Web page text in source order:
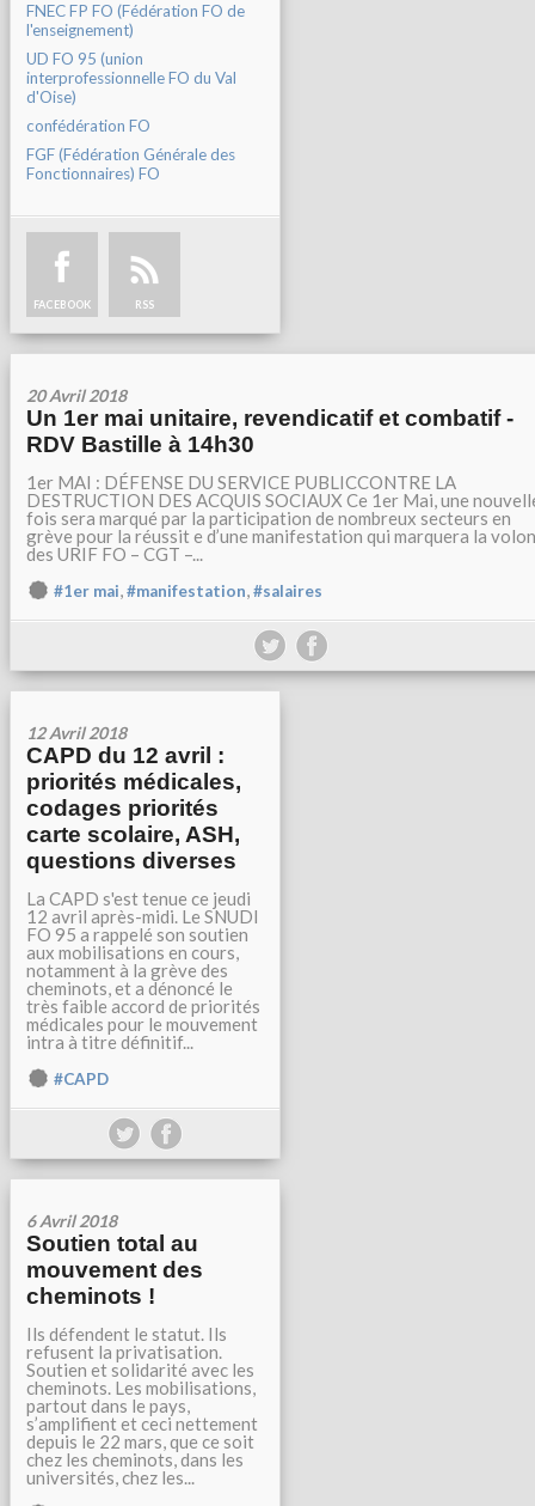
FNEC FP FO (Fédération FO de
l'enseignement)
UD FO 95 (union
interprofessionnelle FO du Val
d'Oise)
confédération FO
FGF (Fédération Générale des
Fonctionnaires) FO
FACEBOOK RSS
20 Avril 2018
Un 1er mai unitaire, revendicatif et combatif -
RDV Bastille à 14h30
1er MAI : DÉFENSE DU SERVICE PUBLICCONTRE LA
DESTRUCTION DES ACQUIS SOCIAUX Ce 1er Mai, une
fois sera marqué par la participation de nombreux secteurs en
grève pour la réussit e d’une manifestation qui marquera la
des URIF FO – CGT –...
#1er mai,#manifestation,#salaires
12 Avril 2018
CAPD du 12 avril :
priorités médicales,
codages priorités
carte scolaire, ASH,
questions diverses
La CAPD s'est tenue ce jeudi
12 avril après-midi. Le SNUDI
FO 95 a rappelé son soutien
aux mobilisations en cours,
notamment à la grève des
cheminots, et a dénoncé le
très faible accord de priorités
médicales pour le mouvement
intra à titre définitif...
#CAPD
6 Avril 2018
Soutien total au
mouvement des
cheminots !
Ils défendent le statut. Ils
refusent la privatisation.
Soutien et solidarité avec les
cheminots. Les mobilisations,
partout dans le pays,
s’amplifient et ceci nettement
depuis le 22 mars, que ce soit
chez les cheminots, dans les
universités, chez les...